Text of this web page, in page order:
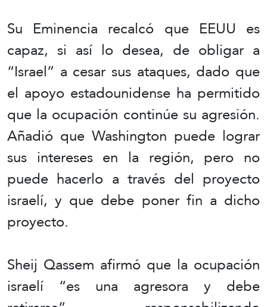
Su Eminencia recalcó que EEUU es
capaz, si así lo desea, de obligar a
“Israel” a cesar sus ataques, dado que
el apoyo estadounidense ha permitido
que la ocupación continúe su agresión.
Añadió que Washington puede lograr
sus intereses en la región, pero no
puede hacerlo a través del proyecto
israelí, y que debe poner fin a dicho
proyecto.
Sheij Qassem afirmó que la ocupación
israelí “es una agresora y debe